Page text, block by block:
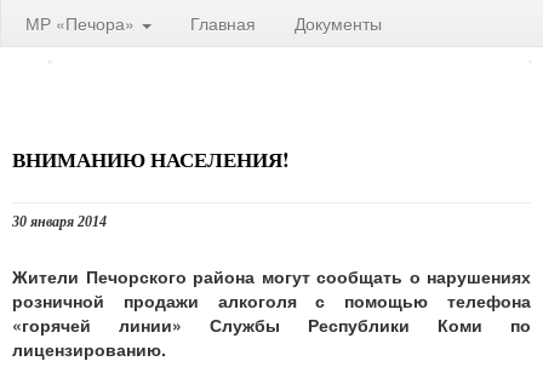
МР «Печора» Главная Документы
ВНИМАНИЮ НАСЕЛЕНИЯ!
30 января 2014
Жители Печорского района могут сообщать о нарушениях
розничной продажи алкоголя с помощью телефона
«горячей линии» Службы Республики Коми по
лицензированию.